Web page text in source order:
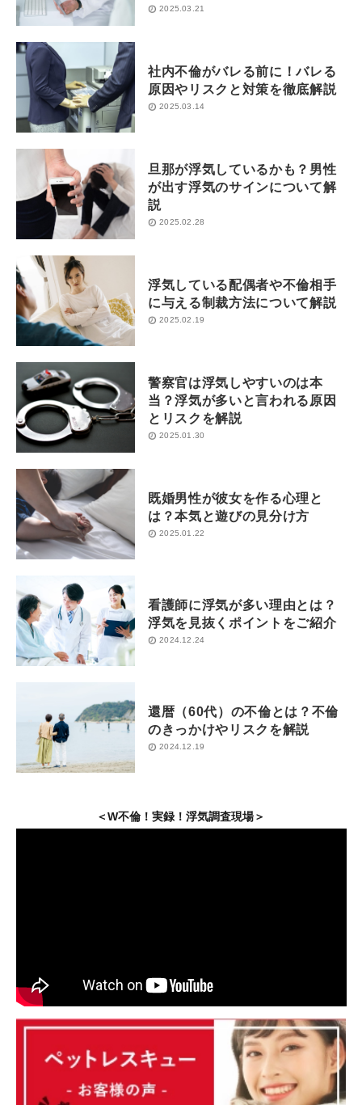
2025.03.21
社内不倫がバレる前に！バレる
原因やリスクと対策を徹底解説
2025.03.14
旦那が浮気しているかも？男性
が出す浮気のサインについて解
説
2025.02.28
浮気している配偶者や不倫相手
に与える制裁方法について解説
2025.02.19
警察官は浮気しやすいのは本
当？浮気が多いと言われる原因
とリスクを解説
2025.01.30
既婚男性が彼女を作る心理と
は？本気と遊びの見分け方
2025.01.22
看護師に浮気が多い理由とは？
浮気を見抜くポイントをご紹介
2024.12.24
還暦（60代）の不倫とは？不倫
のきっかけやリスクを解説
2024.12.19
＜W不倫！実録！浮気調査現場＞